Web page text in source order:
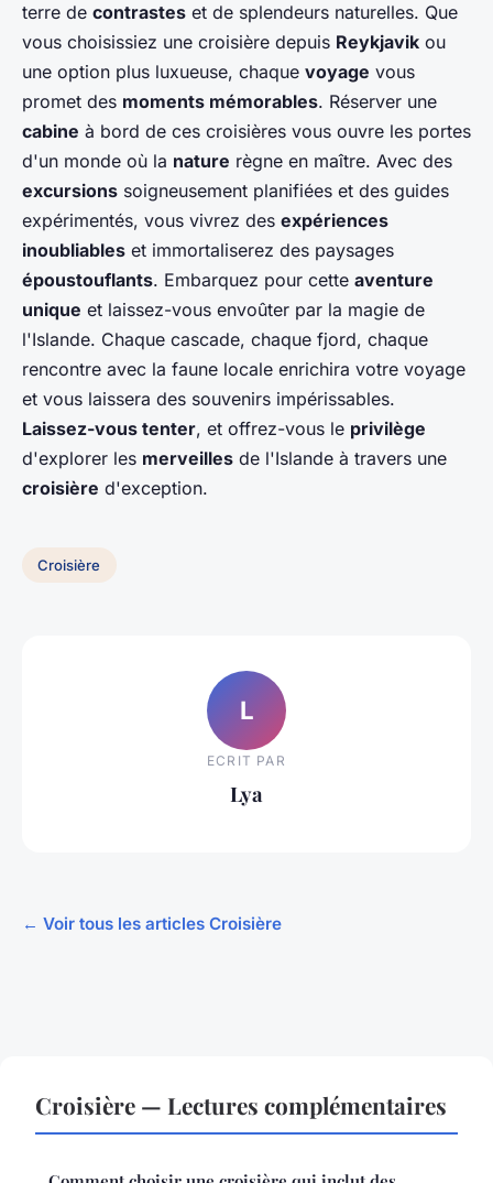
terre de contrastes et de splendeurs naturelles. Que
vous choisissiez une croisière depuis Reykjavik ou
une option plus luxueuse, chaque voyage vous
promet des moments mémorables. Réserver une
cabine à bord de ces croisières vous ouvre les portes
d'un monde où la nature règne en maître. Avec des
excursions soigneusement planifiées et des guides
expérimentés, vous vivrez des expériences
inoubliables et immortaliserez des paysages
époustouflants. Embarquez pour cette aventure
unique et laissez-vous envoûter par la magie de
l'Islande. Chaque cascade, chaque fjord, chaque
rencontre avec la faune locale enrichira votre voyage
et vous laissera des souvenirs impérissables.
Laissez-vous tenter, et offrez-vous le privilège
d'explorer les merveilles de l'Islande à travers une
croisière d'exception.
Croisière
L
ECRIT PAR
Lya
← Voir tous les articles Croisière
Croisière — Lectures complémentaires